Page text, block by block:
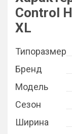
Control
XL
Типоразмер
Бренд
Модель
Сезон
Ширина